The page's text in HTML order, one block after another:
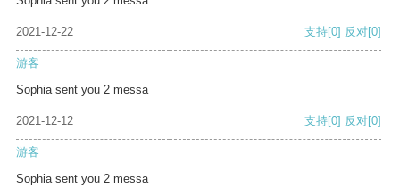
2021-12-22 支持[0] 反对[0]
游客
Sophia sent you 2 messa
2021-12-12 支持[0] 反对[0]
游客
Sophia sent you 2 messa